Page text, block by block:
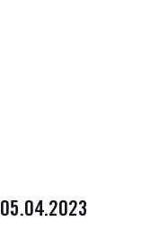
05.04.2023